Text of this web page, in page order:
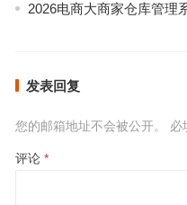
2026电商大商家仓库管理
发表回复
您的邮箱地址不会被公开。 必
评论 *